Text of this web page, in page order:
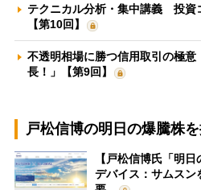
テクニカル分析・集中講義 投資
【第10回】
不透明相場に勝つ信用取引の極
長！」【第9回】
戸松信博の明日の爆騰株を
【戸松信博氏「明
デバイス：サムスン